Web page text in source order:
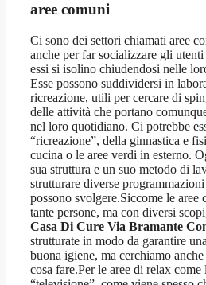
aree comuni
Ci sono dei settori chiamati aree
anche per far socializzare gli
essi si isolino chiudendosi nelle
Esse possono suddividersi in
ricreazione, utili per cercare di
delle attività che portano
nel loro quotidiano. Ci potrebbe
“ricreazione”, della ginnastica e
cucina o le aree verdi in esterno.
sua struttura e un suo metodo di
strutturare diverse
possono svolgere.Siccome le aree
tante persone, ma con diversi
Casa Di Cure Via Bramante
strutturate in modo da garantire
buona igiene, ma cerchiamo
cosa fare.Per le aree di relax come